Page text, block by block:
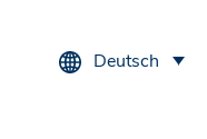
Deutsch